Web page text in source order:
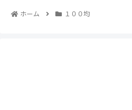
ホーム １００均